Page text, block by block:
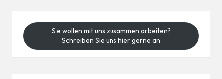
Sie wollen mit uns zusammen arbeiten?
Schreiben Sie uns hier gerne an